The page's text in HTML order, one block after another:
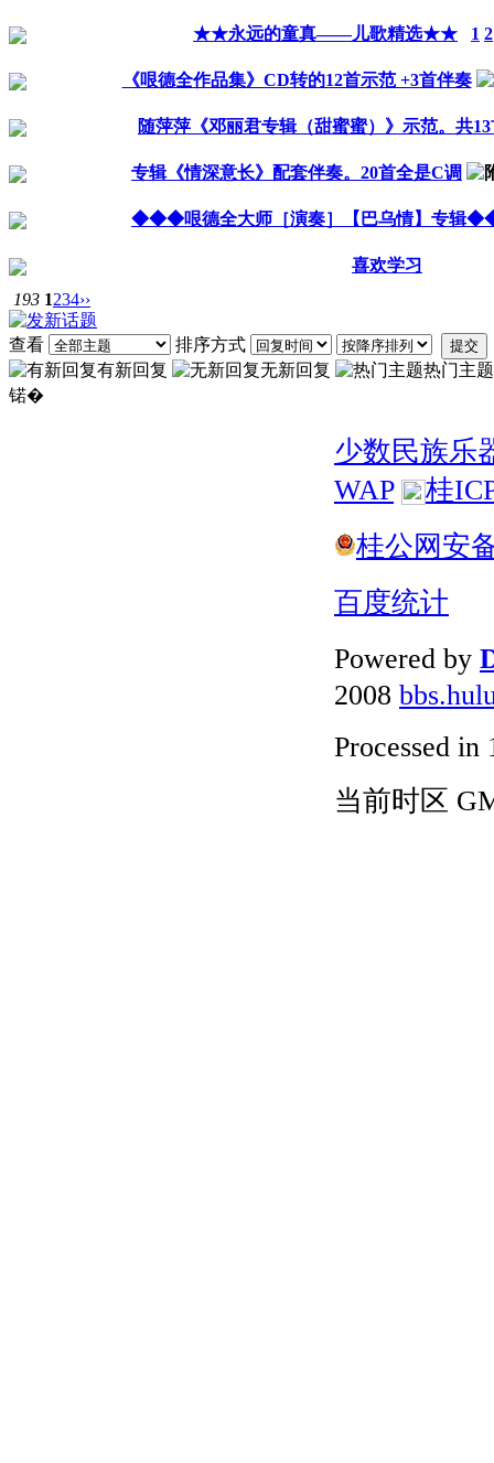
★★永远的童真——儿歌精选★★ 1 2
《哏德全作品集》CD转的12首示范 +3首伴奏
随萍萍《邓丽君专辑（甜蜜蜜）》示范。共13
专辑《情深意长》配套伴奏。20首全是C调
◆◆◆哏德全大师［演奏］【巴乌情】专辑
喜欢学习
193 1234››
查看 排序方式 提交
有新回复 无新回复
热门主题
锘�
少数民族乐
WAP
桂
桂公网安
百度统计
Powered by
2008
Processed in
当前时区